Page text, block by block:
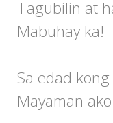
Tagubilin at
Mabuhay ka!
Sa edad
Mayaman